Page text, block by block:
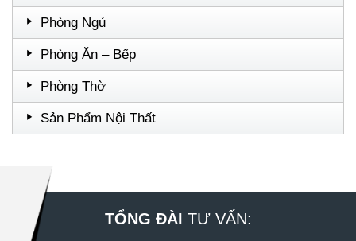
Phòng Ngủ
Phòng Ăn – Bếp
Phòng Thờ
Sản Phẩm Nội Thất
TỔNG ĐÀI TƯ VẤN: